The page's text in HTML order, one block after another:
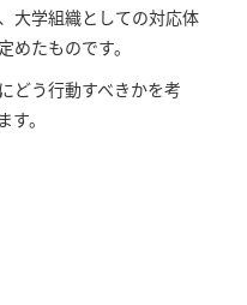
大学組織としての対応体
たものです。
どう行動すべきかを考
。